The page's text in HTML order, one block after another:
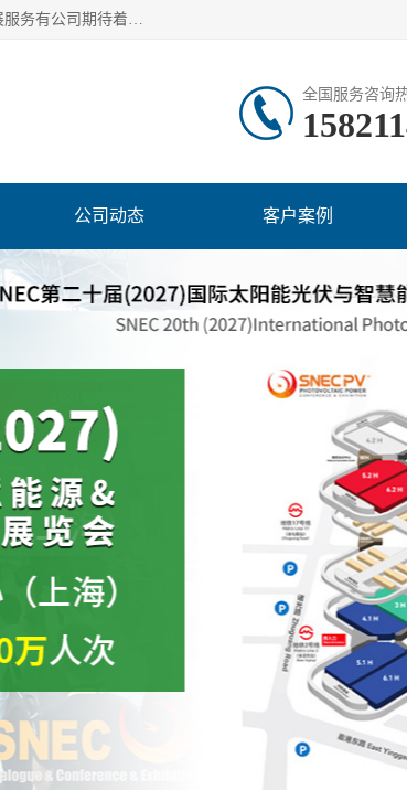
上海椿生会展服务有公司，上海SNEC光伏及储能展/墨西哥光伏及储能展、印尼光伏及储能展。上海椿生会展服务有公司期待着相关业者聚首我们的新能源平台，从产业的视野、以问题为导向，一起把脉中国、亚洲及世界太阳能光伏及储能市场。
全国服务咨询
公司动态 客户案例